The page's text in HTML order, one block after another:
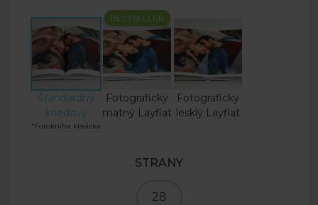
Štandardný
kriedový
*Fotokniha klasická
BESTSELLER
Fotografický
matný Layflat
Fotografický
lesklý Layflat
STRANY
28